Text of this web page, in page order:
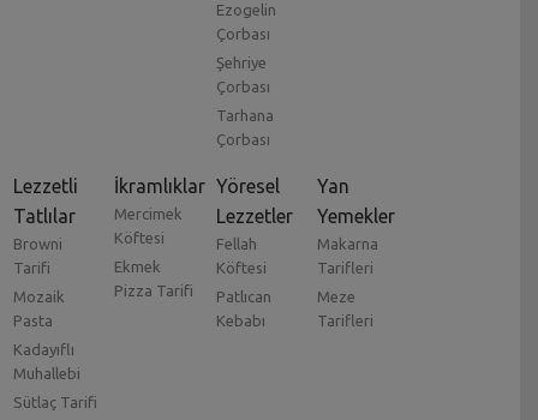
Ezogelin
Çorbası
Şehriye
Çorbası
Tarhana
Çorbası
Lezzetli
Tatlılar
Browni
Tarifi
Mozaik
Pasta
Kadayıflı
Muhallebi
Sütlaç Tarifi
İkramlıklar
Mercimek
Köftesi
Ekmek
Pizza Tarifi
Yöresel
Lezzetler
Fellah
Köftesi
Patlıcan
Kebabı
Yan
Yemekler
Makarna
Tarifleri
Meze
Tarifleri